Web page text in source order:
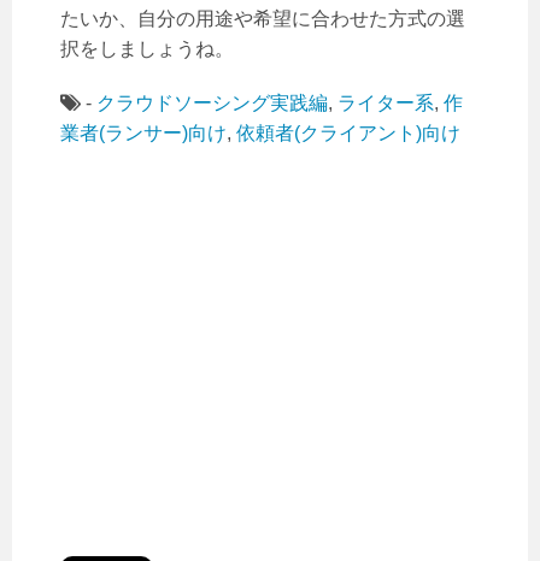
たいか、自分の用途や希望に合わせた方式の選
択をしましょうね。
- クラウドソーシング実践編, ライター系, 作
業者(ランサー)向け, 依頼者(クライアント)向け